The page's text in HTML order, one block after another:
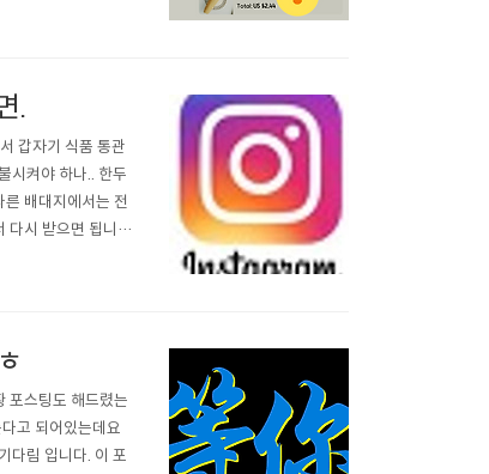
.
갑자기 식품 통관
시켜야 하나.. 한두
배대지에서는 전
다시 받으면 됩니
물건을 받고 있
포스팅도 해드렸는
고 되어있는데요
다림 입니다. 이 포